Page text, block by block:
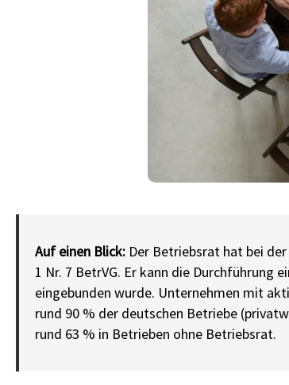
Auf einen Blick: Der Betriebsrat hat bei
1 Nr. 7 BetrVG. Er kann die Durchführung
eingebunden wurde. Unternehmen mit
rund 90 % der deutschen Betriebe
rund 63 % in Betrieben ohne Betriebsrat.